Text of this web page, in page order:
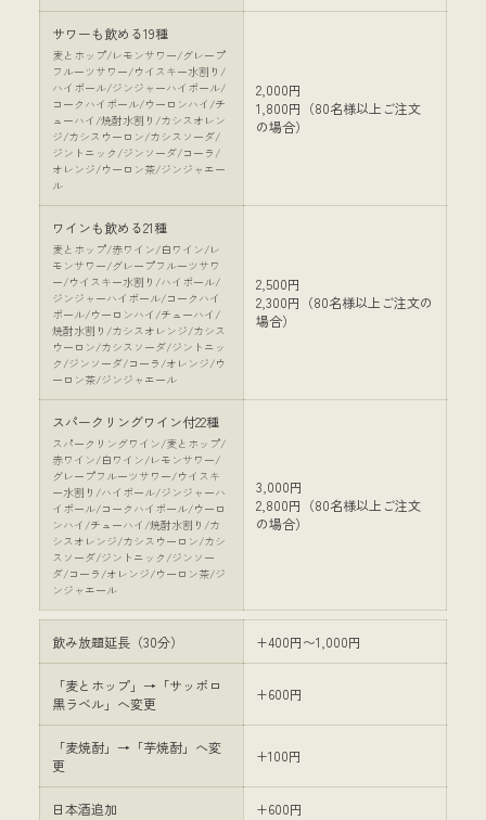
サワーも飲める19種
麦とホップ/レモンサワー/グレープ
フルーツサワー/ウイスキー水割り/
ハイボール/ジンジャーハイボール/
コークハイボール/ウーロンハイ/チ
ューハイ/焼酎水割り/カシスオレン
ジ/カシスウーロン/カシスソーダ/
ジントニック/ジンソーダ/コーラ/
オレンジ/ウーロン茶/ジンジャエー
ル
2,000円
1,800円（80名様以上ご注文
の場合）
ワインも飲める21種
麦とホップ/赤ワイン/白ワイン/レ
モンサワー/グレープフルーツサワ
ー/ウイスキー水割り/ハイボール/
ジンジャーハイボール/コークハイ
ボール/ウーロンハイ/チューハイ/
焼酎水割り/カシスオレンジ/カシス
ウーロン/カシスソーダ/ジントニッ
ク/ジンソーダ/コーラ/オレンジ/ウ
ーロン茶/ジンジャエール
2,500円
2,300円（80名様以上ご注文の
場合）
スパークリングワイン付22種
スパークリングワイン/麦とホップ/
赤ワイン/白ワイン/レモンサワー/
グレープフルーツサワー/ウイスキ
ー水割り/ハイボール/ジンジャーハ
イボール/コークハイボール/ウーロ
ンハイ/チューハイ/焼酎水割り/カ
シスオレンジ/カシスウーロン/カシ
スソーダ/ジントニック/ジンソー
ダ/コーラ/オレンジ/ウーロン茶/ジ
ンジャエール
3,000円
2,800円（80名様以上ご注文
の場合）
飲み放題延長（30分） +400円〜1,000円
「麦とホップ」→「サッポロ
黒ラベル」へ変更
+600円
「麦焼酎」→「芋焼酎」へ変
更
+100円
日本酒追加 +600円